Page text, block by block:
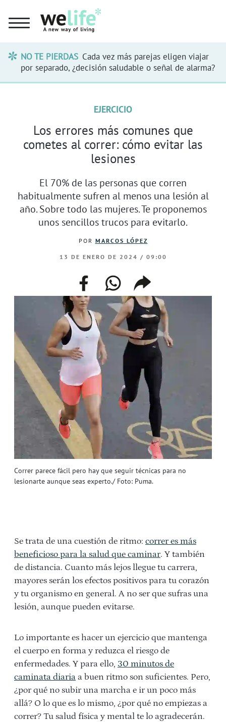
NO TE PIERDAS Cada vez más parejas eligen viajar
por separado, ¿decisión saludable o señal de alarma?
Correr parece fácil pero hay que seguir técnicas para no
lesionarte aunque seas experto./ Foto: Puma.
EJERCICIO
Los errores más comunes que
cometes al correr: cómo evitar las
lesiones
El 70% de las personas que corren
habitualmente sufren al menos una lesión al
año. Sobre todo las mujeres. Te proponemos
unos sencillos trucos para evitarlo.
POR MARCOS LÓPEZ
13 DE ENERO DE 2024 / 09:00
facebookwhatsappcompartir
enlace
Se trata de una cuestión de ritmo: correr es más
beneficioso para la salud que caminar. Y también
de distancia. Cuanto más lejos llegue tu carrera,
mayores serán los efectos positivos para tu corazón
y tu organismo en general. A no ser que sufras una
lesión, aunque pueden evitarse.
Lo importante es hacer un ejercicio que mantenga
el cuerpo en forma y reduzca el riesgo de
enfermedades. Y para ello, 30 minutos de
caminata diaria a buen ritmo son suficientes. Pero,
¿por qué no subir una marcha e ir un poco más
allá? O lo que es lo mismo, ¿por qué no empiezas a
correr? Tu salud física y mental te lo agradecerán.